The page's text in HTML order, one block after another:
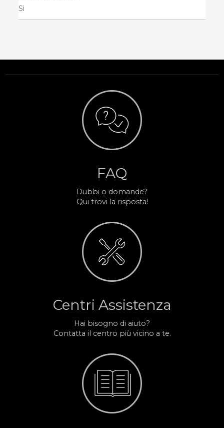
Sì
FAQ
Dubbi o domande?
Qui trovi la risposta!
Centri Assistenza
Hai bisogno di aiuto?
Contatta il centro più vicino a te.